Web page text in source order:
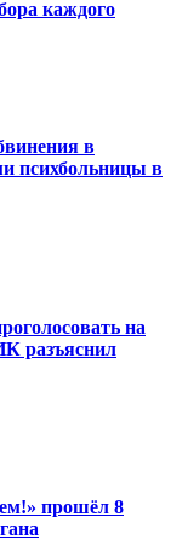
каждого
в
психбольницы в
на
разъяснил
прошёл 8